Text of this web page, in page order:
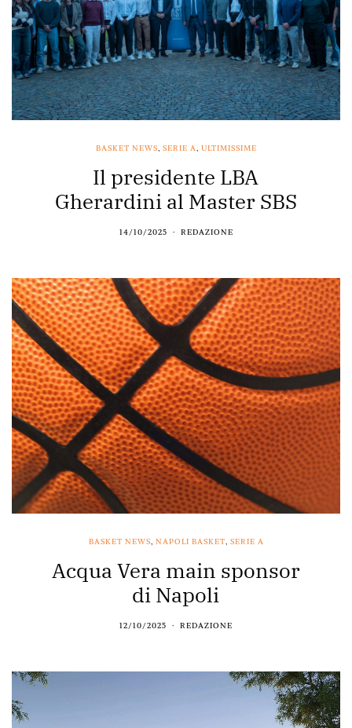
BASKET NEWS, SERIE A, ULTIMISSIME
Il presidente LBA
Gherardini al Master SBS
14/10/2025 REDAZIONE
BASKET NEWS, NAPOLI BASKET, SERIE A
Acqua Vera main sponsor
di Napoli
12/10/2025 REDAZIONE